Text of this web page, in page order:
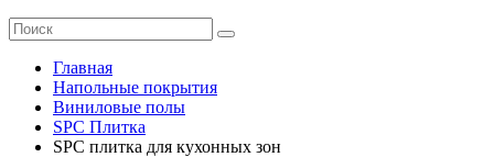
Главная
Напольные покрытия
Виниловые полы
SPC Плитка
SPC плитка для кухонных зон